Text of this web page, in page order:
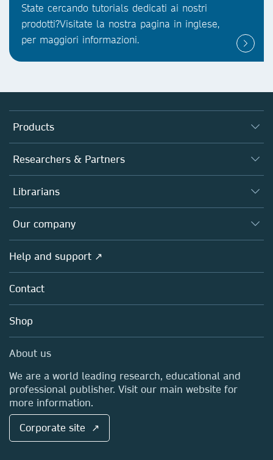
State cercando tutorials dedicati ai nostri
prodotti?Visitate la nostra pagina in inglese,
per maggiori informazioni.
Products
Journals
Books
Platforms
Researchers & Partners
Authors
Editors
Open science
Policies
Librarians
Overview
Products
Licensing
Blog
Sales and account contacts
Our company
Overview
About us
Careers
Media Centre
Locations & Contact
Help and support ↗
Contact
Shop
About us
We are a world leading research, educational and
professional publisher. Visit our main website for
more information.
Corporate site ↗